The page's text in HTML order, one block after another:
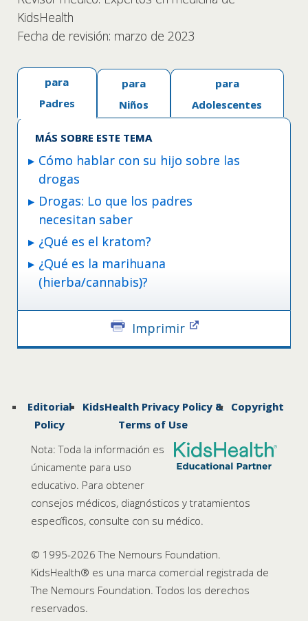
KidsHealth
Fecha de revisión: marzo de 2023
para
Adolescentes
para
Niños
para
Padres
MÁS SOBRE ESTE TEMA
Cómo hablar con su hijo sobre las
drogas
Drogas: Lo que los padres
necesitan saber
¿Qué es el kratom?
¿Qué es la marihuana
(hierba/cannabis)?
Imprimir
Editorial
Policy
KidsHealth Privacy Policy &
Terms of Use
Copyright
Nota: Toda la información es
únicamente para uso
educativo. Para obtener
consejos médicos, diagnósticos y tratamientos
específicos, consulte con su médico.
© 1995-2026 The Nemours Foundation.
KidsHealth® es una marca comercial registrada de
The Nemours Foundation. Todos los derechos
reservados.